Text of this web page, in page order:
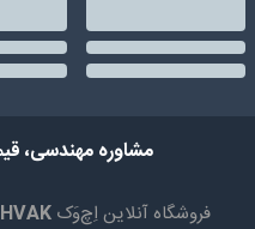
مشاوره مهندسی،
فروشگاه آنلاین اِچ‌وَک HVAK